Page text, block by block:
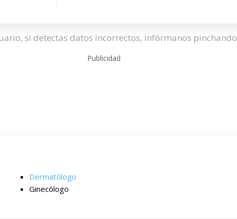
si detectas datos incorrectos, infórmanos pinchando
Publicidad
Dermatólogo
Ginecólogo